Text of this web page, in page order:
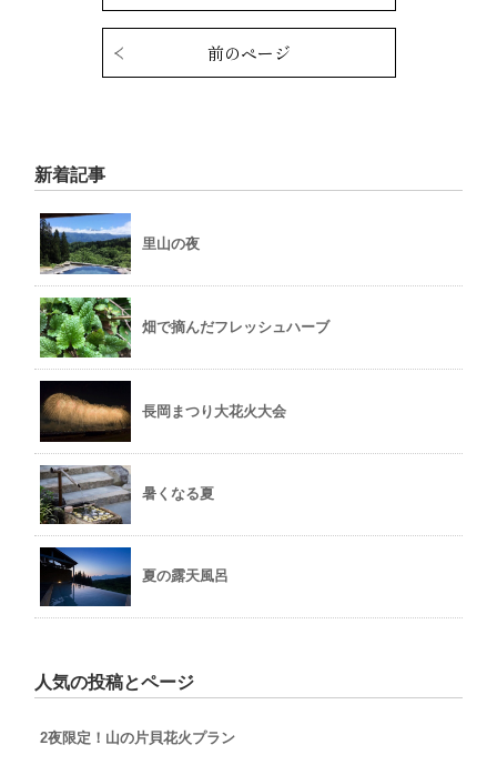
前のページ
新着記事
里山の夜
畑で摘んだフレッシュハーブ
長岡まつり大花火大会
暑くなる夏
夏の露天風呂
人気の投稿とページ
2夜限定！山の片貝花火プラン